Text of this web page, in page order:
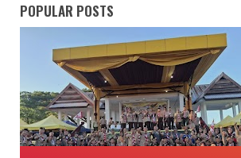
POPULAR POSTS